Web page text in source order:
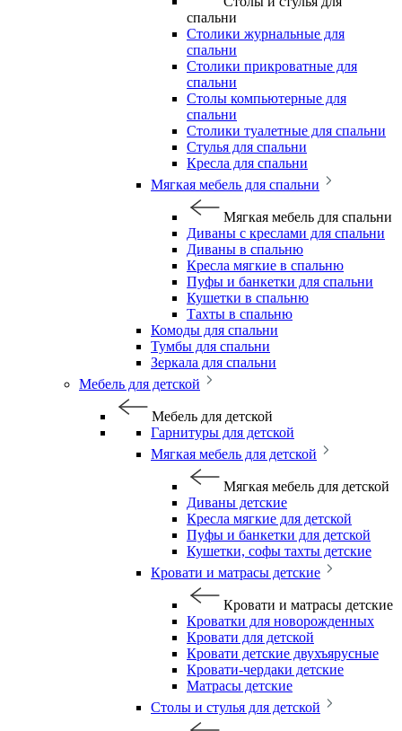
спальни
Столики журнальные для
спальни
Столики прикроватные для
спальни
Столы компьютерные для
спальни
Столики туалетные для спальни
Стулья для спальни
Кресла для спальни
Мягкая мебель для спальни
Мягкая мебель для спальни
Диваны с креслами для спальни
Диваны в спальню
Кресла мягкие в спальню
Пуфы и банкетки для спальни
Кушетки в спальню
Тахты в спальню
Комоды для спальни
Тумбы для спальни
Зеркала для спальни
Мебель для детской
Мебель для детской
Гарнитуры для детской
Мягкая мебель для детской
Мягкая мебель для детской
Диваны детские
Кресла мягкие для детской
Пуфы и банкетки для детской
Кушетки, софы тахты детские
Кровати и матрасы детские
Кровати и матрасы детские
Кроватки для новорожденных
Кровати для детской
Кровати детские двухъярусные
Кровати-чердаки детские
Матрасы детские
Столы и стулья для детской